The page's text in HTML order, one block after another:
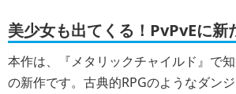
美少女も出てくる！PvPvEに新
本作は、『メタリックチャイルド』で
の新作です。古典的RPGのようなダン